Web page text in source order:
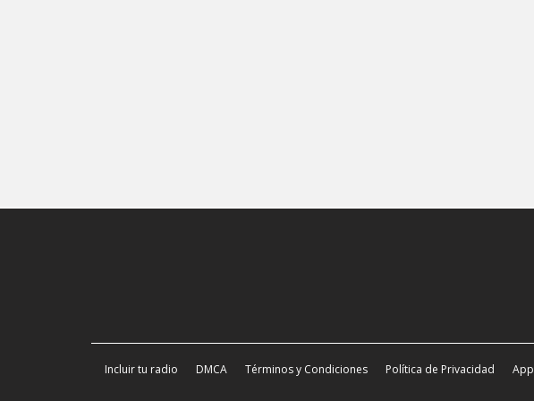
Incluir tu radio DMCA Términos y Condiciones Política de Privacidad